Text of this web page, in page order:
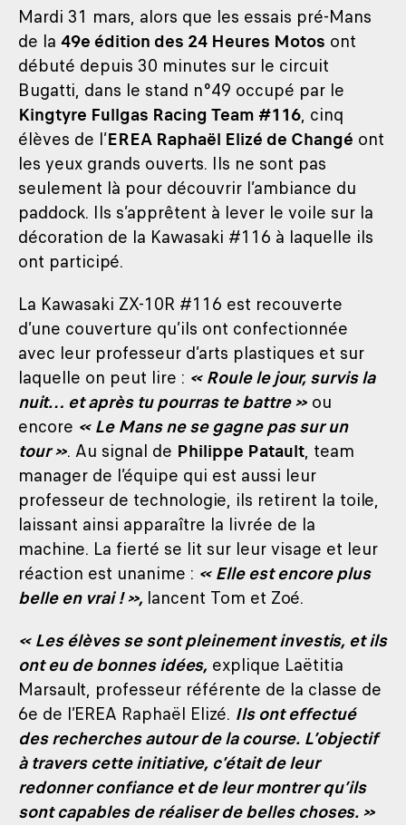
Mardi 31 mars, alors que les essais pré-Mans
de la 49e édition des 24 Heures Motos ont
débuté depuis 30 minutes sur le circuit
Bugatti, dans le stand n°49 occupé par le
Kingtyre Fullgas Racing Team #116, cinq
élèves de l’EREA Raphaël Elizé de Changé ont
les yeux grands ouverts. Ils ne sont pas
seulement là pour découvrir l’ambiance du
paddock. Ils s’apprêtent à lever le voile sur la
décoration de la Kawasaki #116 à laquelle ils
ont participé.
La Kawasaki ZX-10R #116 est recouverte
d’une couverture qu’ils ont confectionnée
avec leur professeur d’arts plastiques et sur
laquelle on peut lire : « Roule le jour, survis la
nuit… et après tu pourras te battre » ou
encore « Le Mans ne se gagne pas sur un
tour ». Au signal de Philippe Patault, team
manager de l’équipe qui est aussi leur
professeur de technologie, ils retirent la toile,
laissant ainsi apparaître la livrée de la
machine. La fierté se lit sur leur visage et leur
réaction est unanime : « Elle est encore plus
belle en vrai ! », lancent Tom et Zoé.
« Les élèves se sont pleinement investis, et ils
ont eu de bonnes idées, explique Laëtitia
Marsault, professeur référente de la classe de
6e de l’EREA Raphaël Elizé. Ils ont effectué
des recherches autour de la course. L’objectif
à travers cette initiative, c’était de leur
redonner confiance et de leur montrer qu’ils
sont capables de réaliser de belles choses. »